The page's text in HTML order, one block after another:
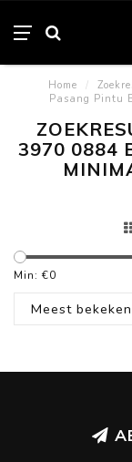
Home /
Pasang Pintu
3970 0884
Min: €0
Meest bekeken